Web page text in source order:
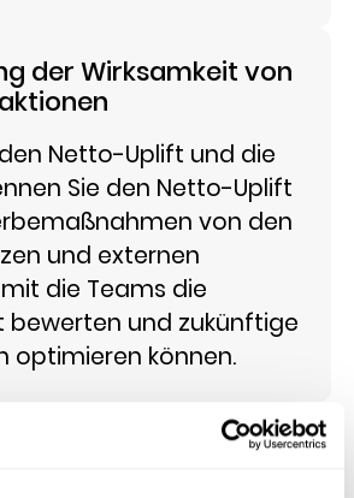
der Wirksamkeit von
Netto-Uplift und die
Sie den Netto-Uplift
von den
und externen
die Teams die
bewerten und zukünftige
optimieren können.
und Optimierung